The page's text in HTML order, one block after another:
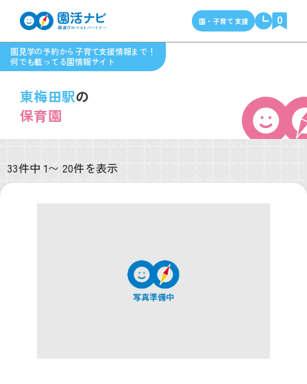
園見学の予約から子育て支援情報まで！
何でも載ってる園情報サイト
園・子育て支援 0
東梅田駅の
保育園
33件中 1〜 20件を表示